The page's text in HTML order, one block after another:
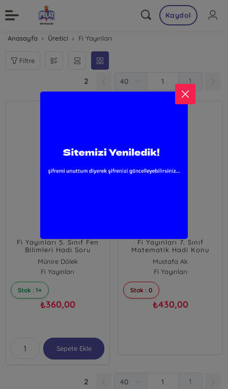
Kaydol
Anasayfa Üretici Fi Yayınları
Filtre
2 1
Fi Yayınları 5. Sınıf Fen
Bilimleri Hadi Soru
Bankası
Münire Dölek
Gülay Altıntop
Fi Yayınları
Stok : 1+
₺360,00
Sepete Ekle
Fi Yayınları 7. Sınıf
Matematik Hadi Konu
Anlatımlı Etkinlikli Soru
Bankası
Mustafa Ak
Sefa Tuncay
Fi Yayınları
Stok : 0
₺430,00
2 1